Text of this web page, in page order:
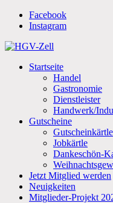
Facebook
Instagram
Startseite
Handel
Gastronomie
Dienstleister
Handwerk/
Gutscheine
Gutscheinkärtle
Jobkärtle
Dankeschön-
Jetzt Mitglied werden
Neuigkeiten
Mitglieder-Projekt